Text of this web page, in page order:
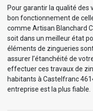
Pour garantir la qualité des
bon fonctionnement de
comme Artisan Blanchard
soit dans un meilleur état
éléments de zingueries
assurer l’étanchéité de
effectuer ces travaux de
habitants à Castelfranc
entreprise est la plus fiable.